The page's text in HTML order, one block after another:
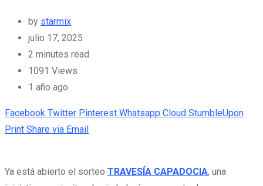
by starmix
julio 17, 2025
2 minutes read
1091 Views
1 año ago
Facebook Twitter Pinterest Whatsapp Cloud StumbleUpon
Print Share via Email
Ya está abierto el sorteo TRAVESÍA CAPADOCIA, una